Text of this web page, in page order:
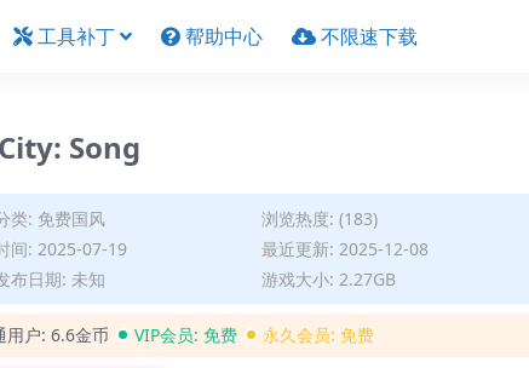
工具补丁 帮助中心 不限速下载
Song
类: 免费国风
浏览热度: (183)
间: 2025-07-19
最近更新: 2025-12-08
布日期: 未知
游戏大小: 2.27GB
用户: 6.6金币 VIP会员: 免费 永久会员: 免费